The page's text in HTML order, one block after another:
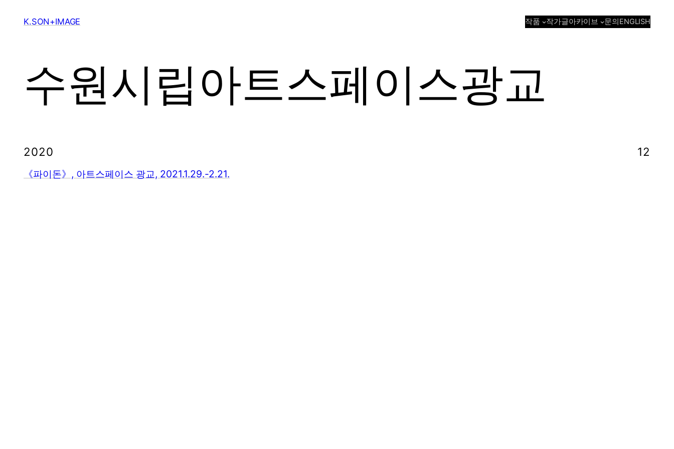
K.SON+IMAGE 작품 작가글아카이브 문의ENGLISH
수원시립아트스페이스광교
2020 12
《파이돈》, 아트스페이스 광교, 2021.1.29.-2.21.